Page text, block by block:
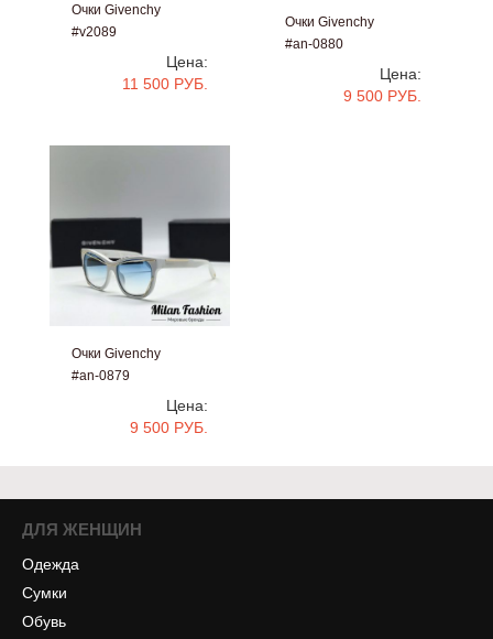
Очки Givenchy
#v2089
Цена:
11 500 РУБ.
Очки Givenchy
#an-0880
Цена:
9 500 РУБ.
Очки Givenchy
#an-0879
Цена:
9 500 РУБ.
ДЛЯ ЖЕНЩИН
Одежда
Сумки
Обувь